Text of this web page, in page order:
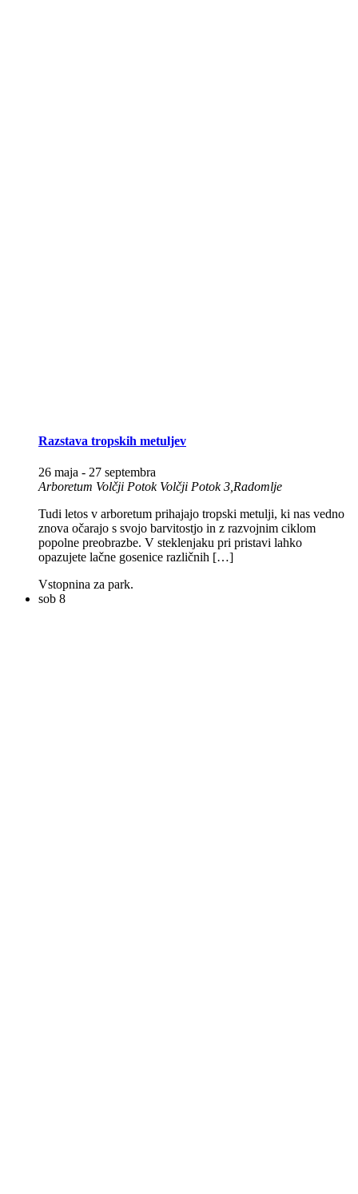
Razstava tropskih metuljev
26 maja - 27 septembra
Arboretum Volčji Potok Volčji Potok 3,Radomlje
Tudi letos v arboretum prihajajo tropski metulji, ki nas vedno
znova očarajo s svojo barvitostjo in z razvojnim ciklom
popolne preobrazbe. V steklenjaku pri pristavi lahko
opazujete lačne gosenice različnih […]
Vstopnina za park.
sob 8